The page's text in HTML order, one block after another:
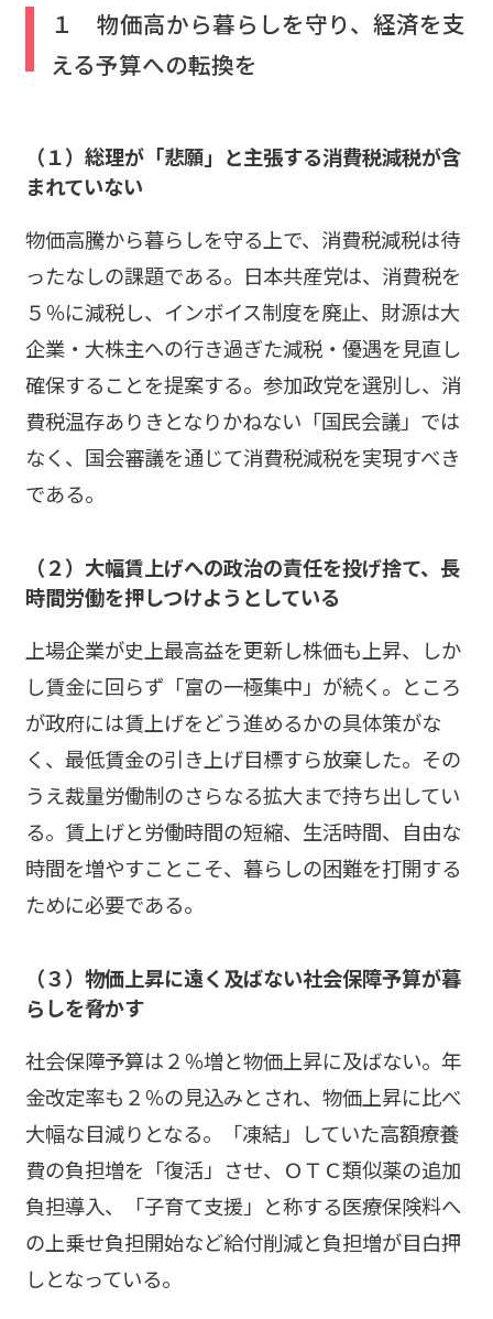
１ 物価高から暮らしを守り、経済を支
える予算への転換を
（１）総理が「悲願」と主張する消費税減税が含
まれていない
物価高騰から暮らしを守る上で、消費税減税は待
ったなしの課題である。日本共産党は、消費税を
５％に減税し、インボイス制度を廃止、財源は大
企業・大株主への行き過ぎた減税・優遇を見直し
確保することを提案する。参加政党を選別し、消
費税温存ありきとなりかねない「国民会議」では
なく、国会審議を通じて消費税減税を実現すべき
である。
（２）大幅賃上げへの政治の責任を投げ捨て、長
時間労働を押しつけようとしている
上場企業が史上最高益を更新し株価も上昇、しか
し賃金に回らず「富の一極集中」が続く。ところ
が政府には賃上げをどう進めるかの具体策がな
く、最低賃金の引き上げ目標すら放棄した。その
うえ裁量労働制のさらなる拡大まで持ち出してい
る。賃上げと労働時間の短縮、生活時間、自由な
時間を増やすことこそ、暮らしの困難を打開する
ために必要である。
（３）物価上昇に遠く及ばない社会保障予算が暮
らしを脅かす
社会保障予算は２％増と物価上昇に及ばない。年
金改定率も２％の見込みとされ、物価上昇に比べ
大幅な目減りとなる。「凍結」していた高額療養
費の負担増を「復活」させ、ＯＴＣ類似薬の追加
負担導入、「子育て支援」と称する医療保険料へ
の上乗せ負担開始など給付削減と負担増が目白押
しとなっている。